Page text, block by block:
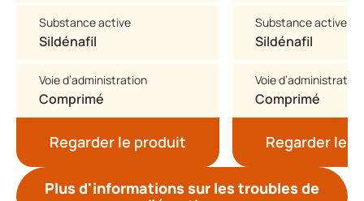
Substance active
Sildénafil
Voie d’administration
Comprimé
Regarder le produit
Substance active
Sildénafil
Voie d’administration
Comprimé
Regarder le
Plus d'informations sur les troubles de